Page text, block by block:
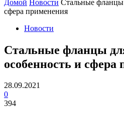
Домой Новости Стальные фланцы
сфера применения
Новости
Стальные фланцы
особенность и сфера
28.09.2021
0
394